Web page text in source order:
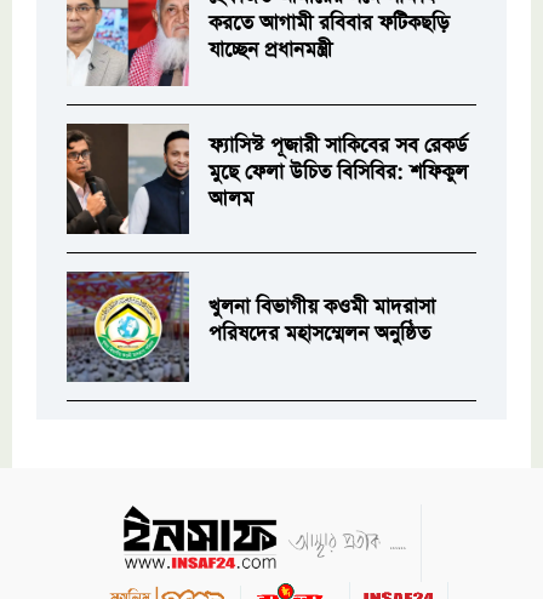
করতে আগামী রবিবার ফটিকছড়ি
যাচ্ছেন প্রধানমন্ত্রী
ফ্যাসিস্ট পূজারী সাকিবের সব রেকর্ড
মুছে ফেলা উচিত বিসিবির: শফিকুল
আলম
খুলনা বিভাগীয় কওমী মাদরাসা
পরিষদের মহাসম্মেলন অনুষ্ঠিত